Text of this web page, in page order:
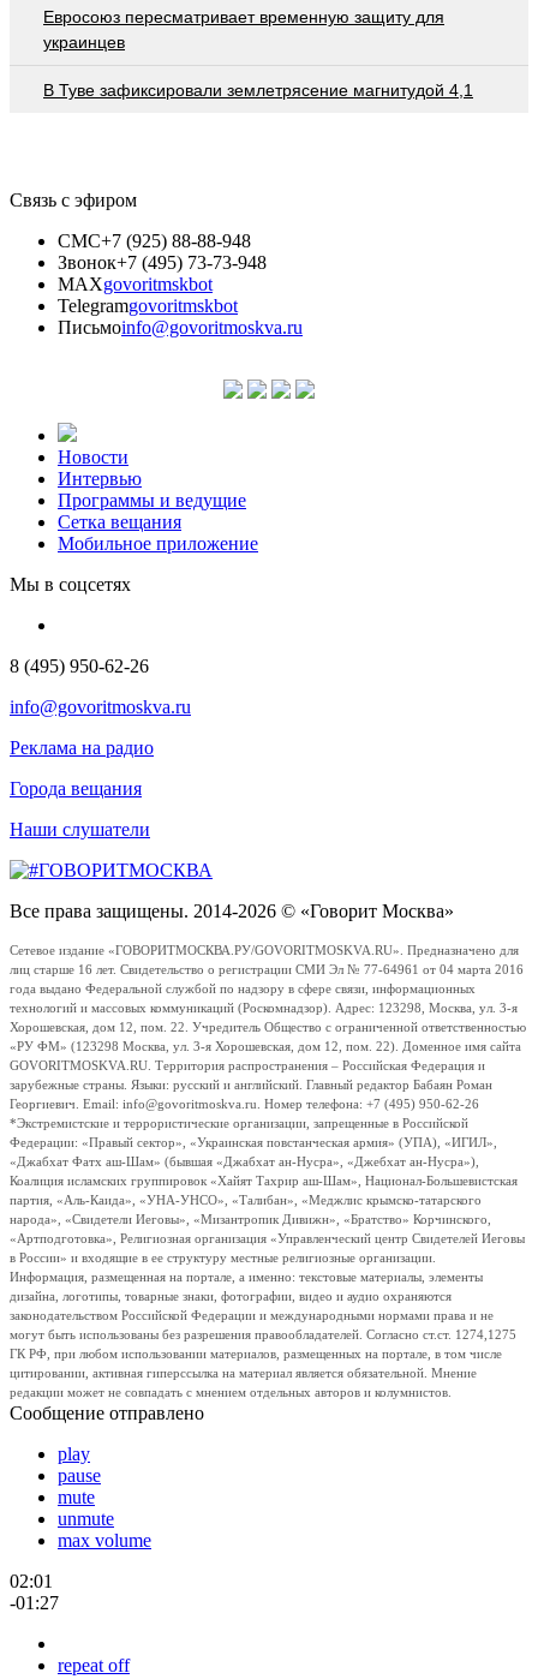
Евросоюз пересматривает временную защиту для
украинцев
В Туве зафиксировали землетрясение магнитудой 4,1
Связь с эфиром
СМС+7 (925) 88-88-948
Звонок+7 (495) 73-73-948
MAXgovoritmskbot
Telegramgovoritmskbot
Письмоinfo@govoritmoskva.ru
Новости
Интервью
Программы и ведущие
Сетка вещания
Мобильное приложение
Мы в соцсетях
8 (495) 950-62-26
info@govoritmoskva.ru
Реклама на радио
Города вещания
Наши слушатели
Все права защищены. 2014-2026 © «Говорит Москва»
Сетевое издание «ГОВОРИТМОСКВА.РУ/GOVORITMOSKVA.RU». Предназначено для
лиц старше 16 лет. Свидетельство о регистрации СМИ Эл № 77-64961 от 04 марта 2016
года выдано Федеральной службой по надзору в сфере связи, информационных
технологий и массовых коммуникаций (Роскомнадзор). Адрес: 123298, Москва, ул. 3-я
Хорошевская, дом 12, пом. 22. Учредитель Общество с ограниченной ответственностью
«РУ ФМ» (123298 Москва, ул. 3-я Хорошевская, дом 12, пом. 22). Доменное имя сайта
GOVORITMOSKVA.RU. Территория распространения – Российская Федерация и
зарубежные страны. Языки: русский и английский. Главный редактор Бабаян Роман
Георгиевич. Email: info@govoritmoskva.ru. Номер телефона: +7 (495) 950-62-26
*Экстремистские и террористические организации, запрещенные в Российской
Федерации: «Правый сектор», «Украинская повстанческая армия» (УПА), «ИГИЛ»,
«Джабхат Фатх аш-Шам» (бывшая «Джабхат ан-Нусра», «Джебхат ан-Нусра»),
Коалиция исламских группировок «Хайят Тахрир аш-Шам», Национал-Большевистская
партия, «Аль-Каида», «УНА-УНСО», «Талибан», «Меджлис крымско-татарского
народа», «Свидетели Иеговы», «Мизантропик Дивижн», «Братство» Корчинского,
«Артподготовка», Религиозная организация «Управленческий центр Свидетелей Иеговы
в России» и входящие в ее структуру местные религиозные организации.
Информация, размещенная на портале, а именно: текстовые материалы, элементы
дизайна, логотипы, товарные знаки, фотографии, видео и аудио охраняются
законодательством Российской Федерации и международными нормами права и не
могут быть использованы без разрешения правообладателей. Согласно ст.ст. 1274,1275
ГК РФ, при любом использовании материалов, размещенных на портале, в том числе
цитировании, активная гиперссылка на материал является обязательной. Мнение
редакции может не совпадать с мнением отдельных авторов и колумнистов.
Сообщение отправлено
play
pause
mute
unmute
max volume
02:01
-01:27
repeat off